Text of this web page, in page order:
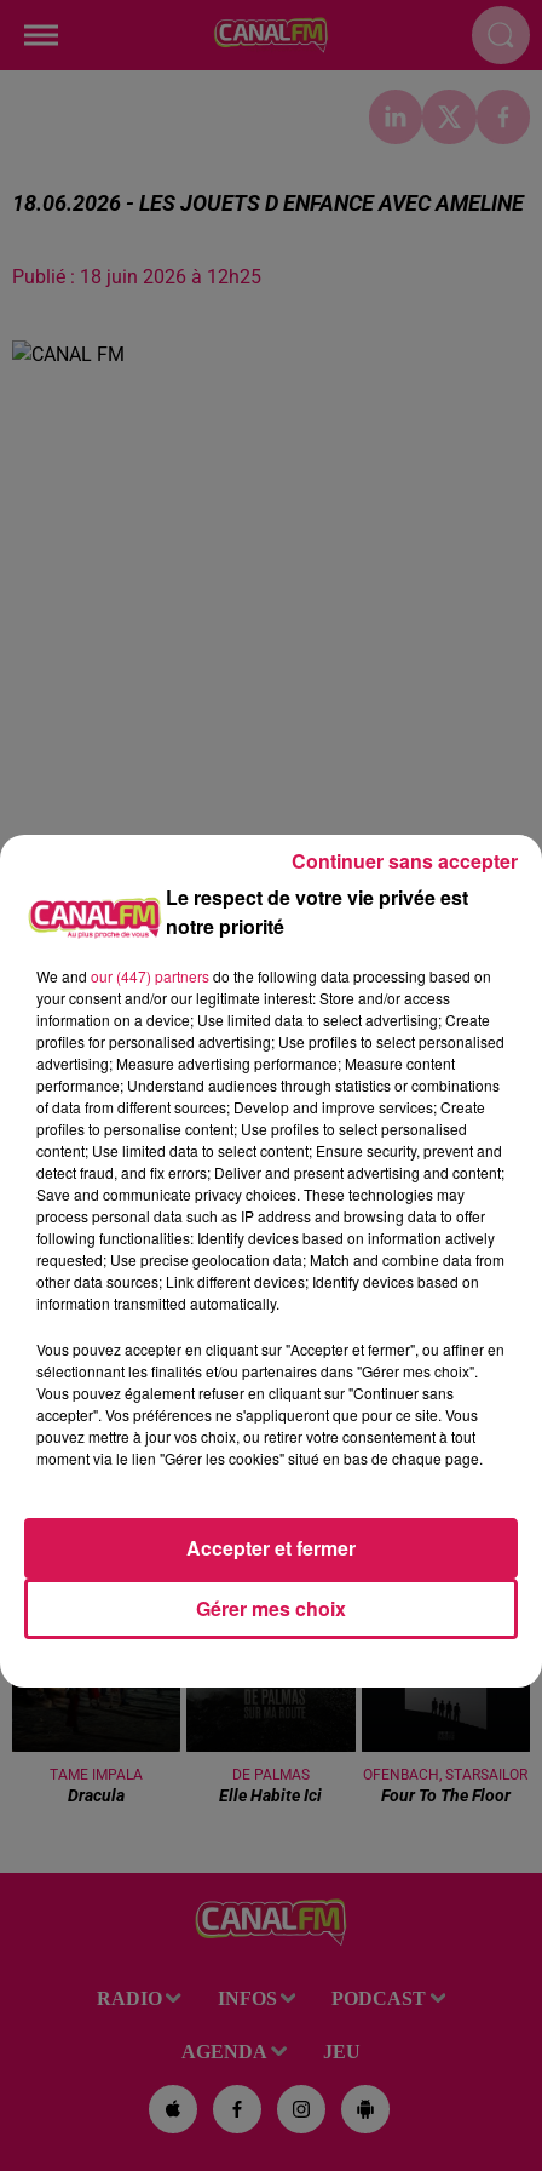
18.06.2026 - LES JOUETS D ENFANCE AVEC AMELINE
Publié : 18 juin 2026 à 12h25
Canal fm
Geoffrey Deloux
18.06.2026 - Les jouets d enfance avec Ameline
0:00 3 min 4 sec
18 juin 2026 - 3 min 4 sec
18.06.2026 - LES JOUETS D ENFANCE AVEC
AMELINE
Revivez les meilleurs moments de la Ligne des Auditeurs
TAME IMPALA
Dracula
5h35
5h35
DE PALMAS
Elle Habite Ici
OFENBACH, STARSAILOR
Four To The Floor
RADIO INFOS PODCAST
AGENDA JEU
Le respect de votre vie privée est
notre priorité
We and our (447) partnersdo the following data processing based on
your consent and/or our legitimate interest: Store and/or access
information on a device; Use limited data to select advertising; Create
profiles for personalised advertising; Use profiles to select personalised
advertising; Measure advertising performance; Measure content
performance; Understand audiences through statistics or combinations
of data from different sources; Develop and improve services; Create
profiles to personalise content; Use profiles to select personalised
content; Use limited data to select content; Ensure security, prevent and
detect fraud, and fix errors; Deliver and present advertising and content;
Save and communicate privacy choices. These technologies may
process personal data such as IP address and browsing data to offer
following functionalities: Identify devices based on information actively
requested; Use precise geolocation data; Match and combine data from
other data sources; Link different devices; Identify devices based on
information transmitted automatically.
Vous pouvez accepter en cliquant sur "Accepter et fermer", ou affiner en
sélectionnant les finalités et/ou partenaires dans "Gérer mes choix".
Vous pouvez également refuser en cliquant sur "Continuer sans
accepter". Vos préférences ne s'appliqueront que pour ce site. Vous
pouvez mettre à jour vos choix, ou retirer votre consentement à tout
moment via le lien "Gérer les cookies" situé en bas de chaque page.
Gérer mes choix
Accepter et fermer
Continuer sans accepter